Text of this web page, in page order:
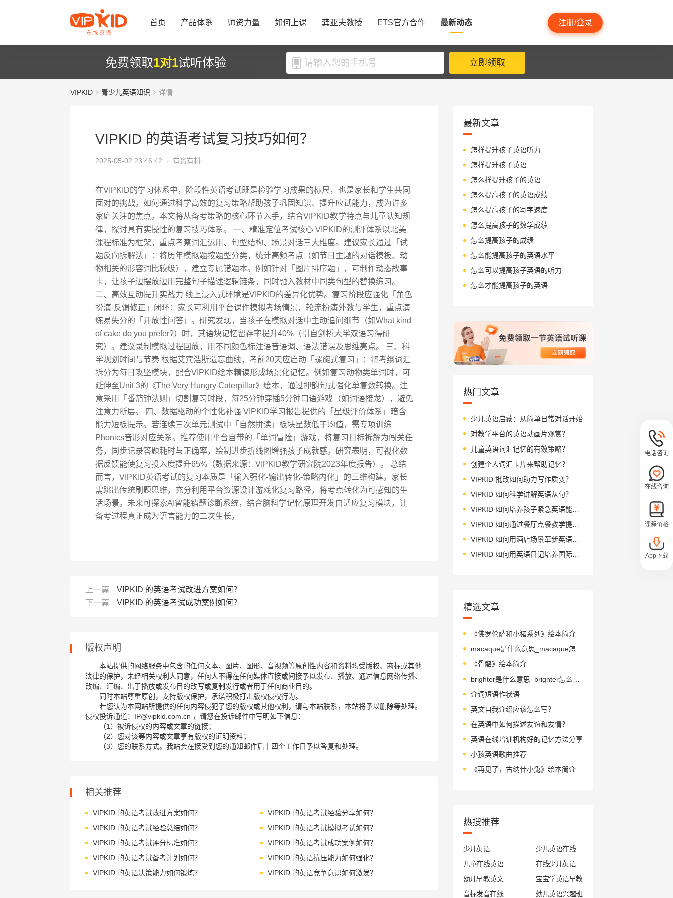
首页 产品体系 师资力量 如何上课 龚亚夫教授 ETS官方合作 最新动态 注册/登录
免费领取1对1试听体验 立即领取
VIPKID 青少儿英语知识 详情
VIPKID 的英语考试复习技巧如何？
2025-05-02 23:46:42 · 有资有料
在VIPKID的学习体系中，阶段性英语考试既是检验学习成果的标尺，也是家长和学生共同
面对的挑战。如何通过科学高效的复习策略帮助孩子巩固知识、提升应试能力，成为许多
家庭关注的焦点。本文将从备考策略的核心环节入手，结合VIPKID教学特点与儿童认知规
律，探讨具有实操性的复习技巧体系。 一、精准定位考试核心 VIPKID的测评体系以北美
课程标准为框架，重点考察词汇运用、句型结构、场景对话三大维度。建议家长通过「试
题反向拆解法」：将历年模拟题按题型分类，统计高频考点（如节日主题的对话模板、动
物相关的形容词比较级），建立专属错题本。例如针对「图片排序题」，可制作动态故事
卡，让孩子边摆放边用完整句子描述逻辑链条，同时融入教材中同类句型的替换练习。
二、高效互动提升实战力 线上浸入式环境是VIPKID的差异化优势。复习阶段应强化「角色
扮演-反馈修正」闭环：家长可利用平台课件模拟考场情景，轮流扮演外教与学生，重点演
练易失分的「开放性问答」。研究发现，当孩子在模拟对话中主动追问细节（如What kind
of cake do you prefer?）时，其语块记忆留存率提升40%（引自剑桥大学双语习得研
究）。建议录制模拟过程回放，用不同颜色标注语音语调、语法错误及思维亮点。 三、科
学规划时间与节奏 根据艾宾浩斯遗忘曲线，考前20天应启动「螺旋式复习」：将考纲词汇
拆分为每日攻坚模块，配合VIPKID绘本精读形成场景化记忆。例如复习动物类单词时，可
延伸至Unit 3的《The Very Hungry Caterpillar》绘本，通过押韵句式强化单复数转换。注
意采用「番茄钟法则」切割复习时段，每25分钟穿插5分钟口语游戏（如词语接龙），避免
注意力断层。 四、数据驱动的个性化补强 VIPKID学习报告提供的「星级评价体系」暗含
能力短板提示。若连续三次单元测试中「自然拼读」板块星数低于均值，需专项训练
Phonics音形对应关系。推荐使用平台自带的「单词冒险」游戏，将复习目标拆解为闯关任
务，同步记录答题耗时与正确率，绘制进步折线图增强孩子成就感。研究表明，可视化数
据反馈能使复习投入度提升65%（数据来源：VIPKID教学研究院2023年度报告）。 总结
而言，VIPKID英语考试的复习本质是「输入强化-输出转化-策略内化」的三维构建。家长
需跳出传统刷题思维，充分利用平台资源设计游戏化复习路径，将考点转化为可感知的生
活场景。未来可探索AI智能错题诊断系统，结合脑科学记忆原理开发自适应复习模块，让
备考过程真正成为语言能力的二次生长。
上一篇
VIPKID 的英语考试改进方案如何？
下一篇
VIPKID 的英语考试成功案例如何？
版权声明
本站提供的网络服务中包含的任何文本、图片、图形、音视频等原创性内容和资料均受版权、商标或其他
法律的保护，未经相关权利人同意，任何人不得在任何媒体直接或间接予以发布、播放、通过信息网络传播、
改编、汇编、出于播放或发布目的改写或复制发行或者用于任何商业目的。
同时本站尊重原创，支持版权保护，承诺积极打击版权侵权行为。
若您认为本网站所提供的任何内容侵犯了您的版权或其他权利，请与本站联系，本站将予以删除等处理。
侵权投诉通道：IP@vipkid.com.cn ，请您在投诉邮件中写明如下信息：
（1）被诉侵权的内容或文章的链接；
（2）您对该等内容或文章享有版权的证明资料；
（3）您的联系方式。我站会在接受到您的通知邮件后十四个工作日予以答复和处理。
相关推荐
VIPKID 的英语考试改进方案如何？
VIPKID 的英语考试经验分享如何？
VIPKID 的英语考试经验总结如何？
VIPKID 的英语考试模拟考试如何？
VIPKID 的英语考试评分标准如何？
VIPKID 的英语考试成功案例如何？
VIPKID 的英语考试备考计划如何？
VIPKID 的英语抗压能力如何强化？
VIPKID 的英语决策能力如何锻炼？
VIPKID 的英语竞争意识如何激发？
最新文章
怎样提升孩子英语听力
怎样提升孩子英语
怎么样提升孩子的英语
怎么提高孩子的英语成绩
怎么提高孩子的写字速度
怎么提高孩子的数学成绩
怎么提高孩子的成绩
怎么能提高孩子的英语水平
怎么可以提高孩子英语的听力
怎么才能提高孩子的英语
热门文章
少儿英语启蒙：从简单日常对话开始
对教学平台的英语动画片观赏？
儿童英语词汇记忆的有效策略？
创建个人词汇卡片来帮助记忆？
VIPKID 批改如何助力写作质变？
VIPKID 如何科学讲解英语从句？
VIPKID 如何培养孩子紧急英语能力？
VIPKID 如何通过餐厅点餐教学提升少儿英语应用能力？
VIPKID 如何用酒店场景革新英语教学？
VIPKID 如何用英语日记培养国际化人才？
精选文章
《佛罗伦萨和小猪系列》绘本简介
《骨骼》绘本简介
介词短语作状语
英文自我介绍应该怎么写？
在英语中如何描述友谊和友情？
英语在线培训机构好的记忆方法分享
小孩英语歌曲推荐
《再见了，古纳什小兔》绘本简介
热搜推荐
少儿英语
少儿英语在线
儿童在线英语
在线少儿英语
幼儿早教英文
宝宝学英语早教
幼儿英语兴趣班
电话咨询
在线咨询
课程价格
App下载